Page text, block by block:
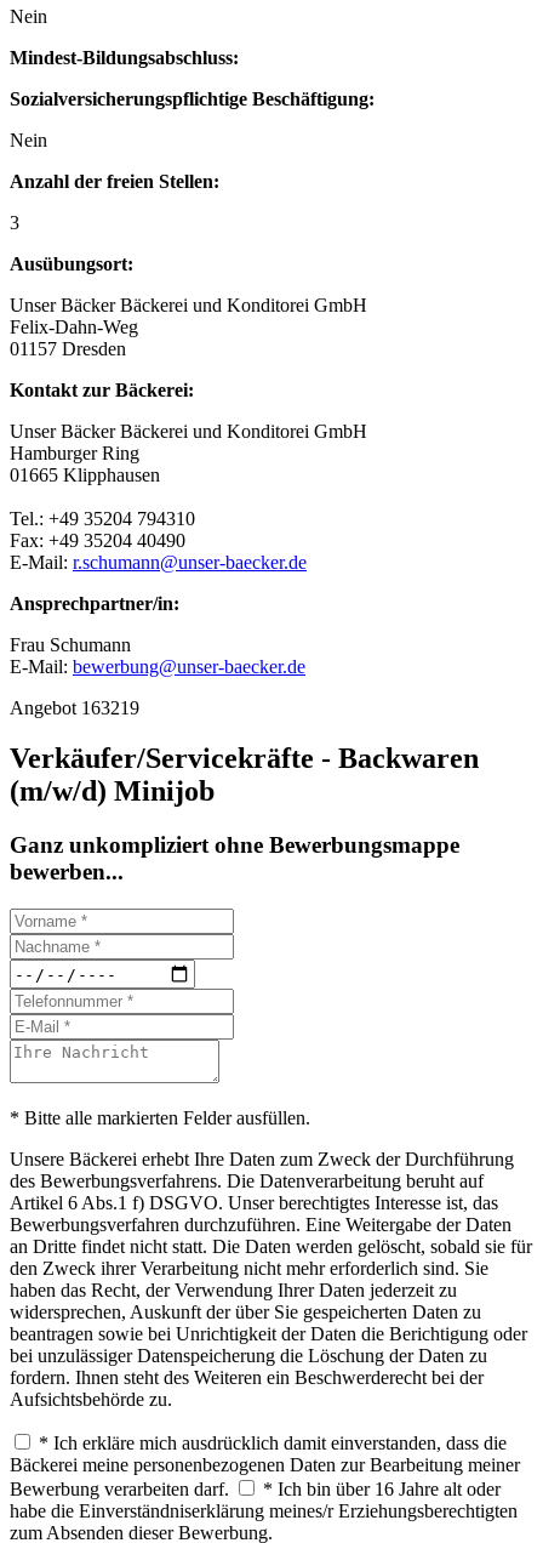
Nein
Mindest-Bildungsabschluss:
Sozialversicherungspflichtige Beschäftigung:
Nein
Anzahl der freien Stellen:
3
Ausübungsort:
Unser Bäcker Bäckerei und Konditorei GmbH
Felix-Dahn-Weg
01157 Dresden
Kontakt zur Bäckerei:
Unser Bäcker Bäckerei und Konditorei GmbH
Hamburger Ring
01665 Klipphausen
Tel.: +49 35204 794310
Fax: +49 35204 40490
E-Mail: r.schumann@unser-baecker.de
Ansprechpartner/in:
Frau Schumann
E-Mail: bewerbung@unser-baecker.de
Angebot 163219
Verkäufer/Servicekräfte - Backwaren
(m/w/d) Minijob
Ganz unkompliziert ohne Bewerbungsmappe
bewerben...
* Bitte alle markierten Felder ausfüllen.
Unsere Bäckerei erhebt Ihre Daten zum Zweck der Durchführung
des Bewerbungsverfahrens. Die Datenverarbeitung beruht auf
Artikel 6 Abs.1 f) DSGVO. Unser berechtigtes Interesse ist, das
Bewerbungsverfahren durchzuführen. Eine Weitergabe der Daten
an Dritte findet nicht statt. Die Daten werden gelöscht, sobald sie für
den Zweck ihrer Verarbeitung nicht mehr erforderlich sind. Sie
haben das Recht, der Verwendung Ihrer Daten jederzeit zu
widersprechen, Auskunft der über Sie gespeicherten Daten zu
beantragen sowie bei Unrichtigkeit der Daten die Berichtigung oder
bei unzulässiger Datenspeicherung die Löschung der Daten zu
fordern. Ihnen steht des Weiteren ein Beschwerderecht bei der
Aufsichtsbehörde zu.
* Ich erkläre mich ausdrücklich damit einverstanden, dass die
Bäckerei meine personenbezogenen Daten zur Bearbeitung meiner
Bewerbung verarbeiten darf.
* Ich bin über 16 Jahre alt oder
habe die Einverständniserklärung meines/r Erziehungsberechtigten
zum Absenden dieser Bewerbung.